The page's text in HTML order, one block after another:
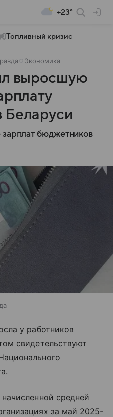
+23°
Топливный кризис
Экономика
выросшую
Беларуси
зарплат бюджетников
у работников
свидетельствуют
средней
за май 2025-